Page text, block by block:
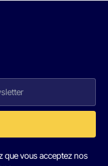
que vous acceptez nos